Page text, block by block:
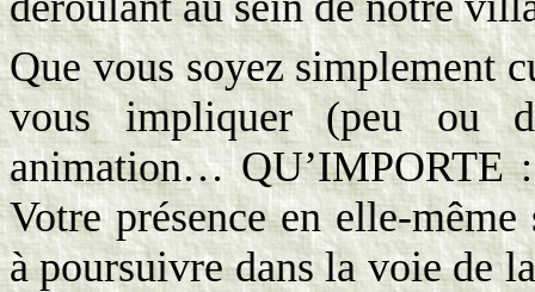
Que vous soyez simplement
vous impliquer (peu ou
animation… QU’IMPORTE
Votre présence en elle-
à poursuivre dans la voie de